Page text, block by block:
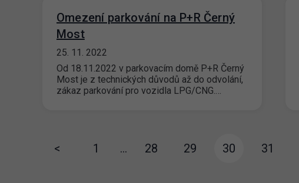
Omezení parkování na P+R Černý
Most
25. 11. 2022
Od 18.11.2022 v parkovacím domě P+R Černý
Most je z technických důvodů až do odvolání,
zákaz parkování pro vozidla LPG/CNG.…
< 1 … 28 29 30 31